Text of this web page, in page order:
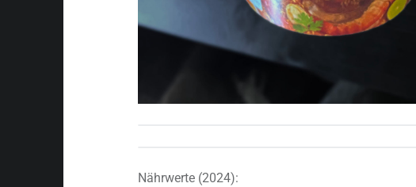
Nährwerte (2024):